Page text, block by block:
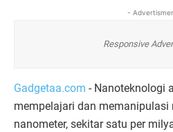
-
Responsive
Gadgetaa.com - Nanoteknologi
mempelajari dan memanipulasi
nanometer, sekitarsatu per